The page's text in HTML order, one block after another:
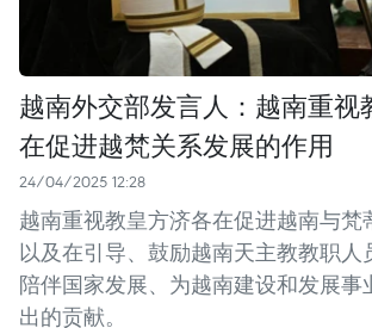
越南外交部发言人：越南重视
在促进越梵关系发展的作用
24/04/2025 12:28
越南重视教皇方济各在促进越南与梵
以及在引导、鼓励越南天主教教职人
陪伴国家发展、为越南建设和发展事
出的贡献。